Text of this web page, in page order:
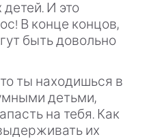
И это
В конце концов,
быть довольно
ты находишься в
детьми,
на тебя. Как
их